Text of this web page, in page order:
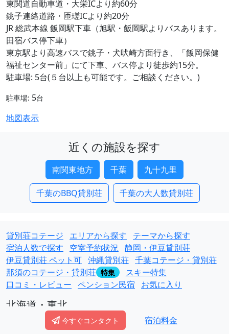
東関道自動車道・大栄ICより約60分
銚子連絡道路・匝瑳ICより約20分
JR 総武本線 飯岡駅下車（旭駅・飯岡駅よりバスあります。
田宿バス停下車）
東京駅より高速バスで銚子・犬吠崎方面行き、「飯岡保健
福祉センター前」にて下車、バス停より徒歩約15分。
駐車場: 5台(５台以上も可能です。ご相談ください。)
駐車場: 5台
地図表示
今すぐコンタクト 宿泊料金
近くの施設を探す
南関東地方 千葉 九十九里
千葉のBBQ貸別荘 千葉の大人数貸別荘
貸別荘コテージ エリアから探す
テーマから探す
宿泊人数で探す
空室予約状況 静岡・伊豆貸別荘
伊豆貸別荘 ペット可 沖縄貸別荘 千葉コテージ・貸別荘
那須のコテージ・貸別荘 特集
スキー特集
口コミ・レビュー ペンション民宿 お気に入り
北海道・東北
東北地方 青森 岩手 宮城 山形